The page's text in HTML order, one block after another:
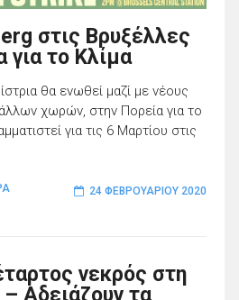
στις Βρυξέλλες
για το Κλίμα
θα ενωθεί μαζί με νέους
χωρών, στην Πορεία για το
για τις 6 Μαρτίου στις
24 ΦΕΒΡΟΥΑΡΊΟΥ 2020
νεκρός στη
– Αδειάζουν τα